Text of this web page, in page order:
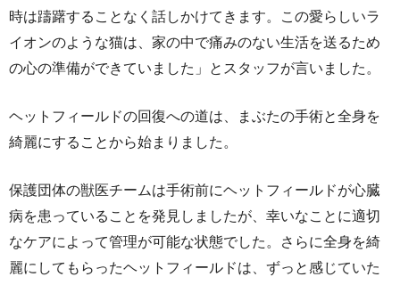
時は躊躇することなく話しかけてきます。この愛らしいラ
イオンのような猫は、家の中で痛みのない生活を送るため
の心の準備ができていました」とスタッフが言いました。
ヘットフィールドの回復への道は、まぶたの手術と全身を
綺麗にすることから始まりました。
保護団体の獣医チームは手術前にヘットフィールドが心臓
病を患っていることを発見しましたが、幸いなことに適切
なケアによって管理が可能な状態でした。さらに全身を綺
麗にしてもらったヘットフィールドは、ずっと感じていた